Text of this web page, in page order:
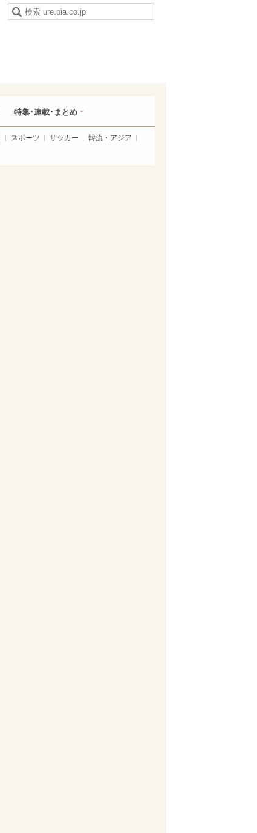
特集･連載･まとめ
スポーツ サッカー
韓流・アジア